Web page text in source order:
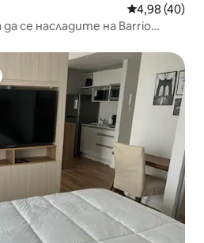
Средна
4,98 (40)
се насладите на Barrio
гостите